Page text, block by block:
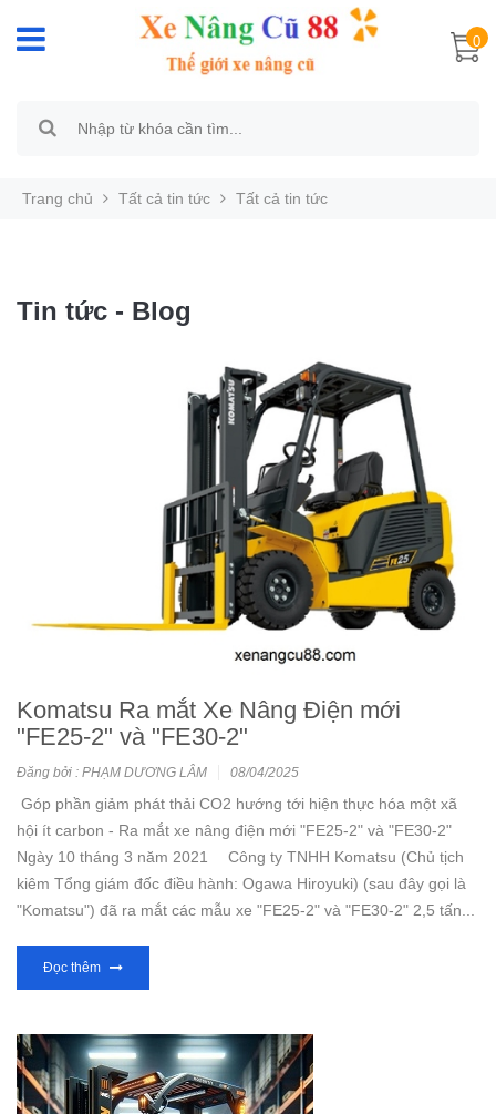
0
Trang chủ Tất cả tin tức Tất cả tin tức
Tin tức - Blog
Komatsu Ra mắt Xe Nâng Điện mới
"FE25-2" và "FE30-2"
Đăng bởi : PHẠM DƯƠNG LÂM 08/04/2025
Góp phần giảm phát thải CO2 hướng tới hiện thực hóa một xã
hội ít carbon - Ra mắt xe nâng điện mới "FE25-2" và "FE30-2"
Ngày 10 tháng 3 năm 2021 Công ty TNHH Komatsu (Chủ tịch
kiêm Tổng giám đốc điều hành: Ogawa Hiroyuki) (sau đây gọi là
"Komatsu") đã ra mắt các mẫu xe "FE25-2" và "FE30-2" 2,5 tấn...
Đọc thêm